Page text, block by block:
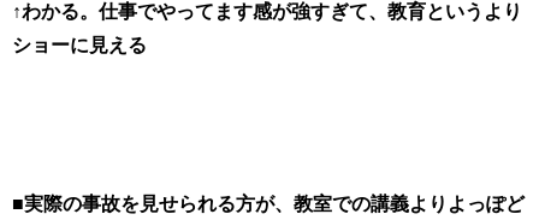
↑わかる。仕事でやってます感が強すぎて、教育というより
ショーに見える
■実際の事故を見せられる方が、教室での講義よりよっぽど